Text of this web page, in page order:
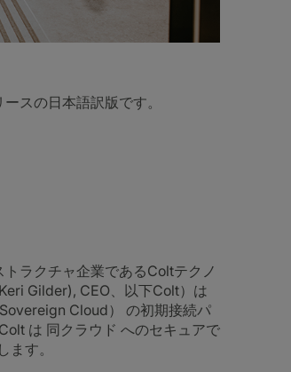
スの日本語訳版です。
ラクチャ企業であるColtテクノ
Gilder), CEO、以下Colt）は
Sovereign Cloud） の初期接続パ
は 同クラウド へのセキュアで
す。